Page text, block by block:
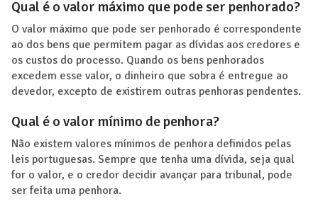
Qual é o valor máximo que pode ser penhorado?
O valor máximo que pode ser penhorado é correspondente
ao dos bens que permitem pagar as dívidas aos credores e
os custos do processo. Quando os bens penhorados
excedem esse valor, o dinheiro que sobra é entregue ao
devedor, excepto de existirem outras penhoras pendentes.
Qual é o valor mínimo de penhora?
Não existem valores mínimos de penhora definidos pelas
leis portuguesas. Sempre que tenha uma dívida, seja qual
for o valor, e o credor decidir avançar para tribunal, pode
ser feita uma penhora.